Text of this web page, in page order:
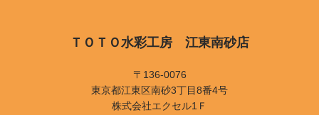
ＴＯＴＯ水彩工房 江東南砂店
〒136-0076
東京都江東区南砂3丁目8番4号
株式会社エクセル1Ｆ